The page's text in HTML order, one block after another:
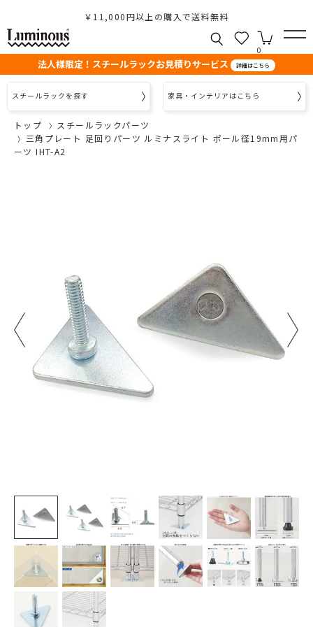
￥11,000円以上の購入で送料無料
0
法人様限定！スチールラックお見積りサービス 詳細はこちら
スチールラックを探す 家具・インテリアはこちら
トップ
スチールラックパーツ
三角プレート 足回りパーツ ルミナスライト ポール径19mm用パ
ーツ IHT-A2